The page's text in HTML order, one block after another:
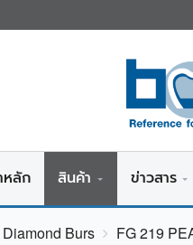
หลัก สินค้า ข่าวสาร
Burs FG 219